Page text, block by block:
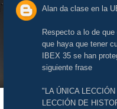
Alan da clase en la
Respecto a lo de
que haya que tener
IBEX 35 se han
siguiente frase
"LA ÚNICA
LECCIÓN DE